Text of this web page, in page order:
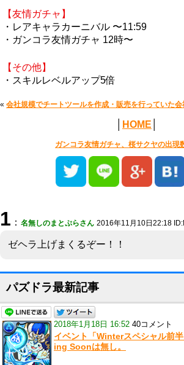
【友情ガチャ】
・レアキャラカーニバル 〜11:59
・ガンコラ友情ガチャ 12時〜
【その他】
・スキルレベルアップ5倍
« 会社規模でチートツールを作成・販売を行っていた会
HOME
ガンコラ友情ガチャ、桜サクヤの出現
1 ： 名無しのまとぷらさん 2016年11月10日22:18
ゼヘラ上げまくるぞー！！
パズドラ最新記事
2018年1月18日 16:52 40コメント
イベント「Winterスペシャル前
ing Soonは無し。